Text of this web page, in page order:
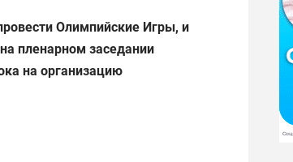
Олимпийские Игры, и
пленарном заседании
на организацию